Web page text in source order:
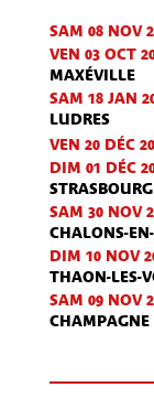
SAM 08 NOV
VEN 03 OCT
MAXÉVILLE
SAM 18 JAN
LUDRES
VEN 20 DÉC
DIM 01 DÉC
STRASBOURG
SAM 30 NOV
CHALONS-
DIM 10 NOV
THAON-LES-
SAM 09 NOV
CHAMPAGNE